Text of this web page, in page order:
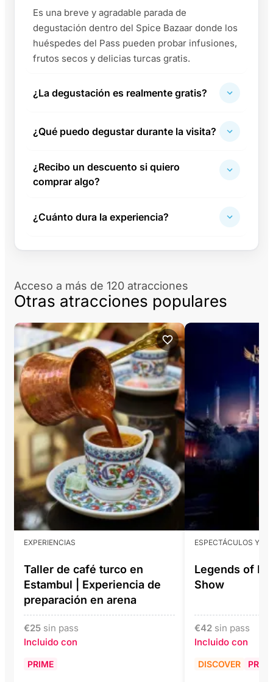
Es una breve y agradable parada de
degustación dentro del Spice Bazaar donde los
huéspedes del Pass pueden probar infusiones,
frutos secos y delicias turcas gratis.
¿La degustación es realmente gratis?
¿Qué puedo degustar durante la visita?
¿Recibo un descuento si quiero
comprar algo?
¿Cuánto dura la experiencia?
Acceso a más de 120 atracciones
Otras atracciones populares
EXPERIENCIAS
Taller de café turco en
Estambul | Experiencia de
preparación en arena
€25 sin pass
Incluido con
PRIME
ESPECTÁCULOS Y
Legends of
Show
€42 sin pass
Incluido con
DISCOVER